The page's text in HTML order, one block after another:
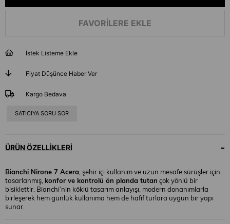
FAVORILERE EKLE
İstek Listeme Ekle
Fiyat Düşünce Haber Ver
Kargo Bedava
SATICIYA SORU SOR
ÜRÜN ÖZELLIKLERI
Bianchi Nirone 7 Acera , şehir içi kullanım ve uzun mesafe sürüşler için
tasarlanmış, konfor ve kontrolü ön planda tutan çok yönlü bir
bisiklettir. Bianchi’nin köklü tasarım anlayışı, modern donanımlarla
birleşerek hem günlük kullanıma hem de hafif turlara uygun bir yapı
sunar.